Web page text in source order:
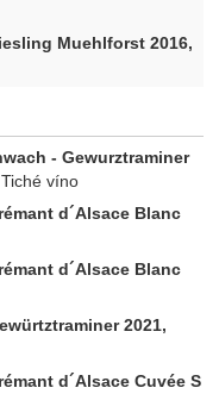
Tiché víno